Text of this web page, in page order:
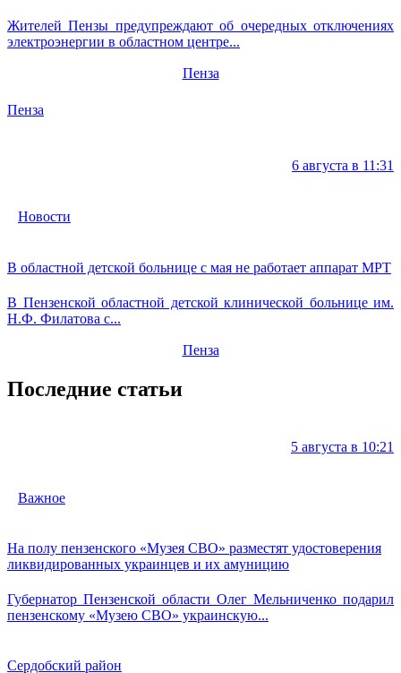
Жителей Пензы предупреждают об очередных отключениях
электроэнергии в областном центре...
Пенза
Пенза
6 августа в 11:31
Новости
В областной детской больнице с мая не работает аппарат МРТ
В Пензенской областной детской клинической больнице им.
Н.Ф. Филатова с...
Пенза
Последние статьи
5 августа в 10:21
Важное
На полу пензенского «Музея СВО» разместят удостоверения
ликвидированных украинцев и их амуницию
Губернатор Пензенской области Олег Мельниченко подарил
пензенскому «Музею СВО» украинскую...
Сердобский район